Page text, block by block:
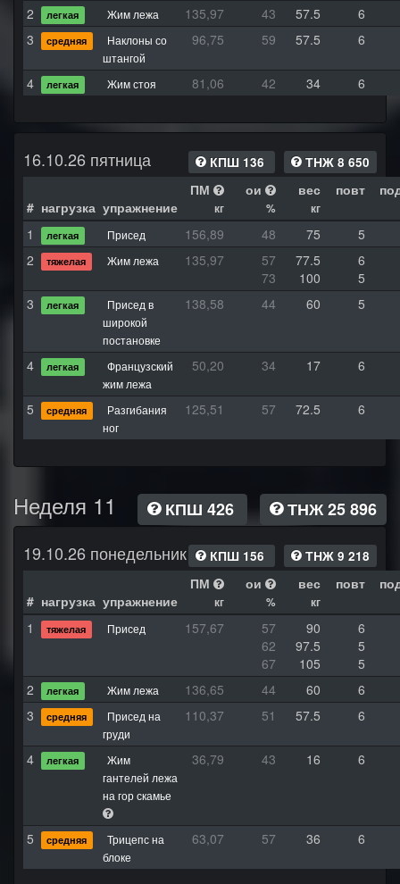
2
легкая Жим лежа 135,97 43 57.5
6
3
средняя
Наклоны со
штангой
96,75 59 57.5 6
4 легкая Жим стоя 81,06 42 34 6
16.10.26 пятница КПШ 136 ТНЖ 8 650
# нагрузка упражнение
ПМ
кг
ои
%
вес
кг
повт
1 легкая Присед 156,89 48 75
5
2
тяжелая Жим лежа 135,97 57 77.5
6
73
100
5
3
легкая
Присед в
широкой
постановке
138,58 44 60 5
4 легкая
Французский
жим лежа
50,20 34 17 6
5 средняя
Разгибания
ног
125,51 57 72.5 6
Неделя 11 КПШ 426
ТНЖ 25 896
19.10.26 понедельник
КПШ 156 ТНЖ 9 218
# нагрузка упражнение
ПМ
кг
ои
%
вес
кг
повт
1 тяжелая Присед 157,67 57 90
6
62
97.5
5
67
105
5
2
легкая Жим лежа 136,65 44 60
6
3
средняя
Присед на
груди
110,37 51 57.5 6
4 легкая
Жим
гантелей лежа
на гор скамье
36,79 43 16 6
5 средняя
Трицепс на
блоке
63,07 57 36 6